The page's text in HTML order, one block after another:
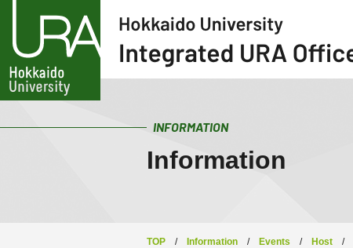
INFORMATION
Information
TOP / Information / Events / Host /